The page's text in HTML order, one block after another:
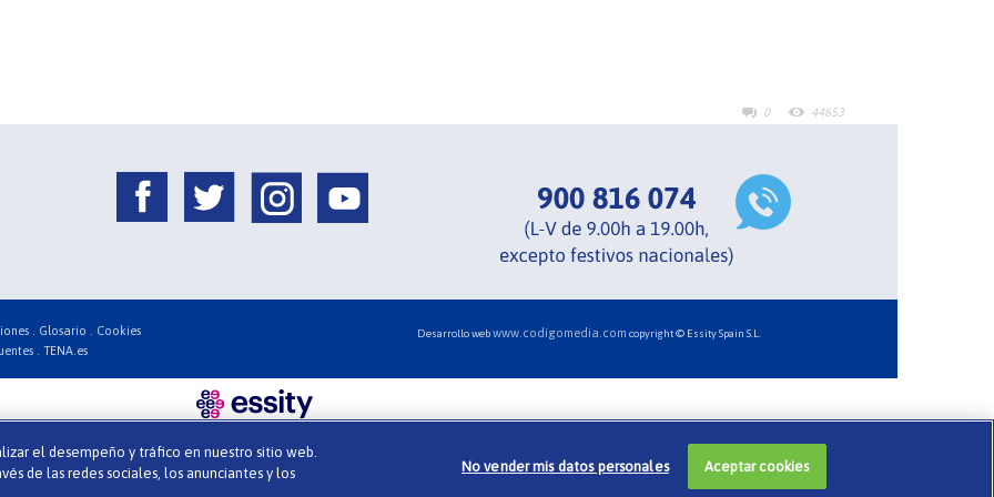
0 44653
Desarrollo webwww.codigomedia.com copyright © Essity Spain S.L.
. Glosario .
Cookies
. TENA.es
el desempeño y tráfico en nuestro sitio web.
de las redes sociales, los anunciantes y los
No vender mis datos personales Aceptar cookies